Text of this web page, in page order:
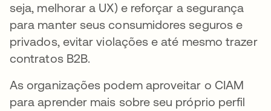
seja, melhorar a UX) e reforçar a segurança
para manter seus consumidores seguros e
privados, evitar violações e até mesmo trazer
contratos B2B.
As organizações podem aproveitar o CIAM
para aprender mais sobre seu próprio perfil